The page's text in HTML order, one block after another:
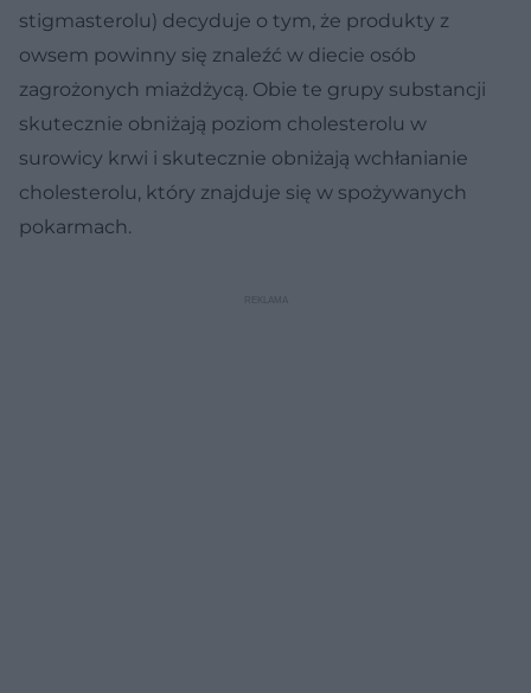
stigmasterolu) decyduje o tym, że produkty z
owsem powinny się znaleźć w diecie osób
zagrożonych miażdżycą. Obie te grupy substancji
skutecznie obniżają poziom cholesterolu w
surowicy krwi i skutecznie obniżają wchłanianie
cholesterolu, który znajduje się w spożywanych
pokarmach.